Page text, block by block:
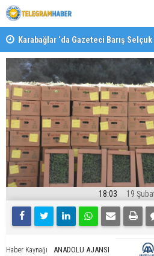
Karabağlar ‘da Gazeteci Barış Selçuk
18:03 19
Haber Kaynağı ANADOLU AJANSI